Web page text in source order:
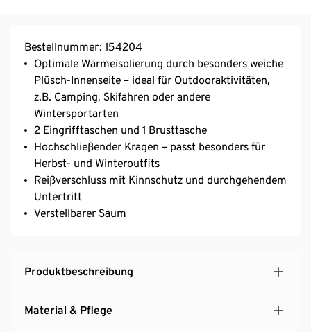
Bestellnummer: 154204
Optimale Wärmeisolierung durch besonders weiche
Plüsch-Innenseite – ideal für Outdooraktivitäten,
z.B. Camping, Skifahren oder andere
Wintersportarten
2 Eingrifftaschen und 1 Brusttasche
Hochschließender Kragen – passt besonders für
Herbst- und Winteroutfits
Reißverschluss mit Kinnschutz und durchgehendem
Untertritt
Verstellbarer Saum
Produktbeschreibung
Material & Pflege